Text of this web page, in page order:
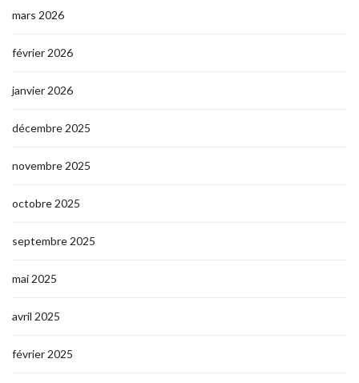
mars 2026
février 2026
janvier 2026
décembre 2025
novembre 2025
octobre 2025
septembre 2025
mai 2025
avril 2025
février 2025